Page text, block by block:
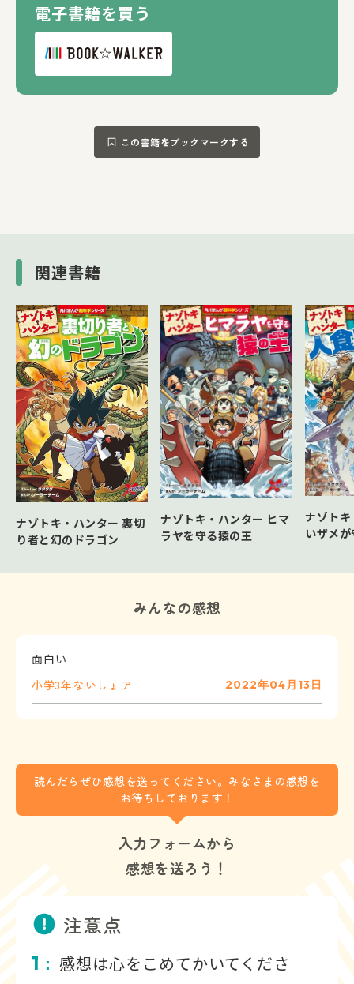
電子書籍を買う
この書籍をブックマークする
関連書籍
ナゾトキ・ハンター 裏切
り者と幻のドラゴン
ナゾトキ・ハンター ヒマ
ラヤを守る猿の王
ナゾト
いザメ
みんなの感想
面白い
小学3年 ないしょ ア 2022年04月13日
読んだらぜひ感想を送ってください。みなさまの感想を
お待ちしております！
入力フォームから
感想を送ろう！
注意点
1 ： 感想は心をこめてかいてくださ